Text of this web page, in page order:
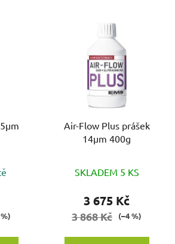
Air-Flow Plus prášek
14µm 400g
SKLADEM 5 KS
3 675 Kč
3 868 Kč (–4 %)